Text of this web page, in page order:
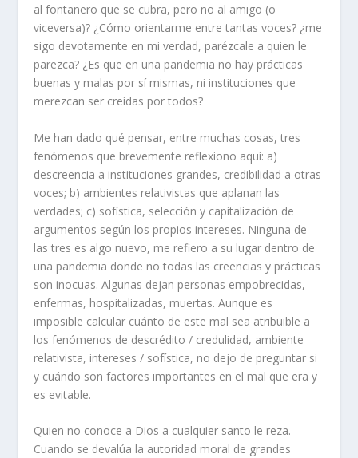
al fontanero que se cubra, pero no al amigo (o
viceversa)? ¿Cómo orientarme entre tantas voces? ¿me
sigo devotamente en mi verdad, parézcale a quien le
parezca? ¿Es que en una pandemia no hay prácticas
buenas y malas por sí mismas, ni instituciones que
merezcan ser creídas por todos?
Me han dado qué pensar, entre muchas cosas, tres
fenómenos que brevemente reflexiono aquí: a)
descreencia a instituciones grandes, credibilidad a otras
voces; b) ambientes relativistas que aplanan las
verdades; c) sofística, selección y capitalización de
argumentos según los propios intereses. Ninguna de
las tres es algo nuevo, me refiero a su lugar dentro de
una pandemia donde no todas las creencias y prácticas
son inocuas. Algunas dejan personas empobrecidas,
enfermas, hospitalizadas, muertas. Aunque es
imposible calcular cuánto de este mal sea atribuible a
los fenómenos de descrédito / credulidad, ambiente
relativista, intereses / sofística, no dejo de preguntar si
y cuándo son factores importantes en el mal que era y
es evitable.
Quien no conoce a Dios a cualquier santo le reza.
Cuando se devalúa la autoridad moral de grandes